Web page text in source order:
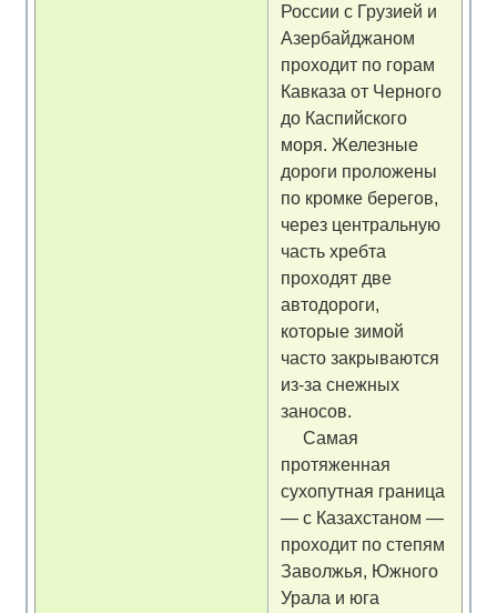
России с Грузией и
Азербайджаном
проходит по горам
Кавказа от Черного
до Каспийского
моря. Железные
дороги проложены
по кромке берегов,
через центральную
часть хребта
проходят две
автодороги,
которые зимой
часто закрываются
из-за снежных
заносов.
Самая
протяженная
сухопутная граница
— с Казахстаном —
проходит по степям
Заволжья, Южного
Урала и юга